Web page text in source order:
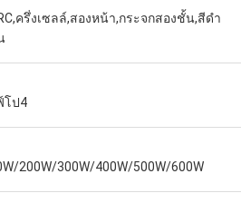
ครึ่งเซลล์,สองหน้า,กระจกสองชั้น,สีดำ
โป4
200W/300W/400W/500W/600W